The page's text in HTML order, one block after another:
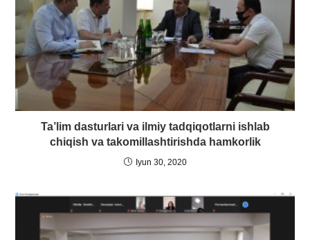
Ta’lim dasturlari va ilmiy tadqiqotlarni ishlab
chiqish va takomillashtirishda hamkorlik
Iyun 30, 2020